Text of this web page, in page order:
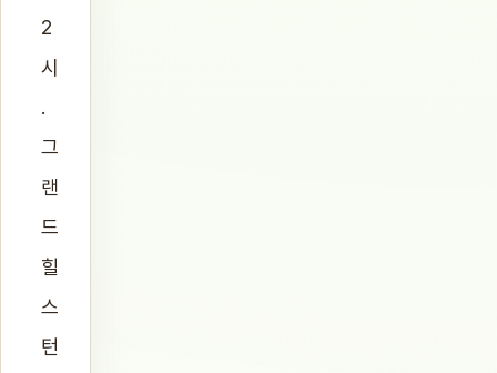
2
시
.
그
랜
드
힐
스
턴